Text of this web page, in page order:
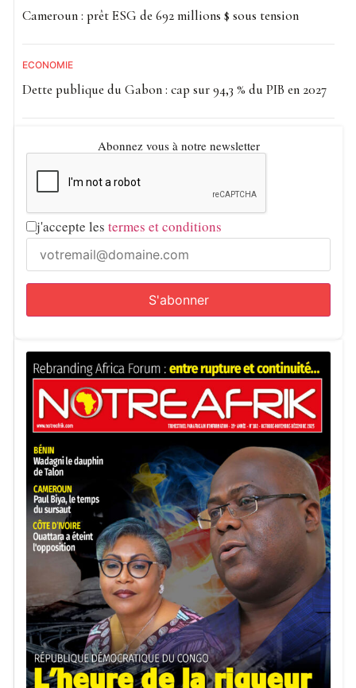
Cameroun : prêt ESG de 692 millions $ sous tension
ECONOMIE
Dette publique du Gabon : cap sur 94,3 % du PIB en 2027
Abonnez vous à notre newsletter
j'accepte les termes et conditions